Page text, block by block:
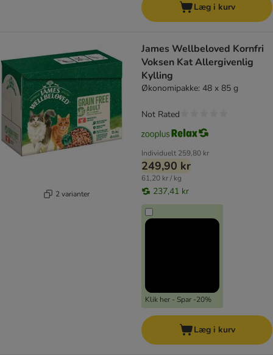
Læg i kurv
2 varianter
James Wellbeloved Kornfri
Voksen Kat Allergivenlig
Kylling
Økonomipakke: 48 x 85 g
Individuelt 259,80 kr
249,90 kr
61,20 kr / kg
237,41 kr
Klik her - Spar -20%
Not Rated
Læg i kurv